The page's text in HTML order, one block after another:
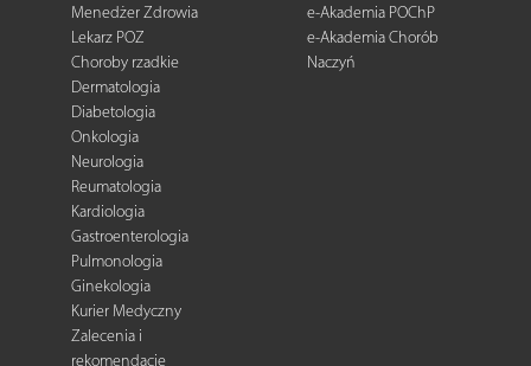
Menedżer Zdrowia
Lekarz POZ
Choroby rzadkie
Dermatologia
Diabetologia
Onkologia
Neurologia
Reumatologia
Kardiologia
Gastroenterologia
Pulmonologia
Ginekologia
Kurier Medyczny
Zalecenia i
rekomendacje
e-Akademia POChP
e-Akademia Chorób
Naczyń